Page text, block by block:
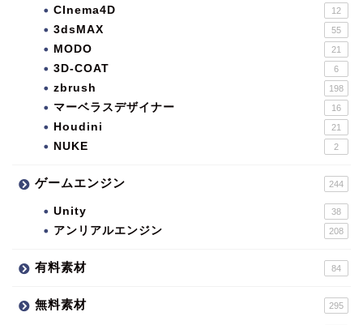
CInema4D 12
3dsMAX 55
MODO 21
3D-COAT 6
zbrush 198
マーベラスデザイナー 16
Houdini 21
NUKE 2
ゲームエンジン 244
Unity 38
アンリアルエンジン 208
有料素材 84
無料素材 295